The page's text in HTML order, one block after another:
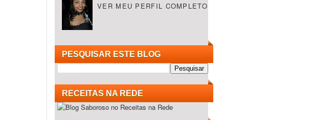
VER MEU PERFIL COMPLETO
PESQUISAR ESTE BLOG
RECEITAS NA REDE